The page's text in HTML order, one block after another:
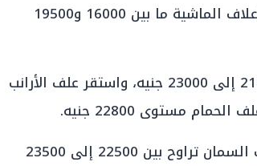
19500 إلى 19800 جنيه، في حين تراوحت أعلاف الماشية ما بين 16000 و19500
وسجل علف البط مستويات تتراوح بين 21800 إلى 23000 جنيه، واستقر علف الأرانب
وفي السياق ذاته، أفاد التجار أن سعر علف السمان تراوح بين 22500 إلى 23500